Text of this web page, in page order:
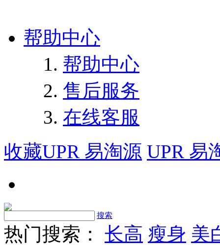
帮助中心
帮助中心
售后服务
在线客服
收藏UPR 易淘源 UPR 易
搜索
热门搜索： 长高 瘦身 美